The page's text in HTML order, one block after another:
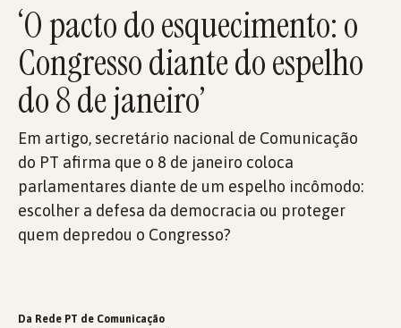
‘O pacto do esquecimento: o
Congresso diante do espelho
do 8 de janeiro’
Em artigo, secretário nacional de Comunicação
do PT afirma que o 8 de janeiro coloca
parlamentares diante de um espelho incômodo:
escolher a defesa da democracia ou proteger
quem depredou o Congresso?
Da Rede PT de Comunicação